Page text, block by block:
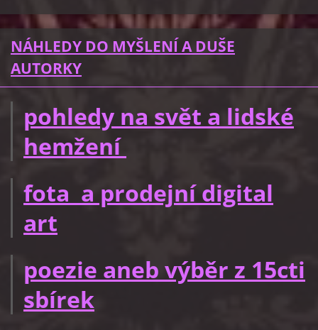
NÁHLEDY DO MYŠLENÍ A DUŠE
AUTORKY
pohledy na svět a lidské
hemžení
fota a prodejní digital
art
poezie aneb výběr z 15cti
sbírek